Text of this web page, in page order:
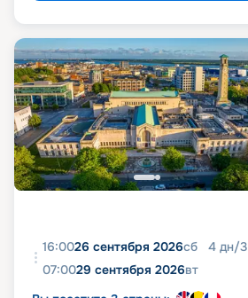
16:0026 сентября 2026сб 4 дн/3
07:0029 сентября 2026вт